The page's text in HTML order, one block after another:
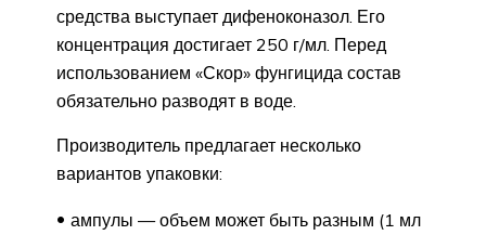
средства выступает дифеноконазол. Его
концентрация достигает 250 г/мл. Перед
использованием «Скор» фунгицида состав
обязательно разводят в воде.
Производитель предлагает несколько
вариантов упаковки:
ампулы — объем может быть разным (1 мл